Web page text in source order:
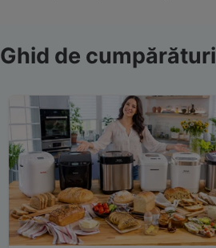
Ghid de cumpărături